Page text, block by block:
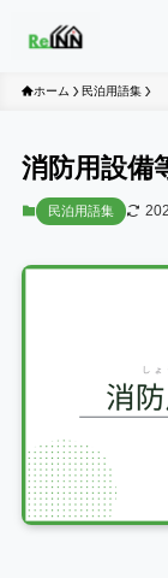
ホーム 民泊用語集
消防用設備
民泊用語集